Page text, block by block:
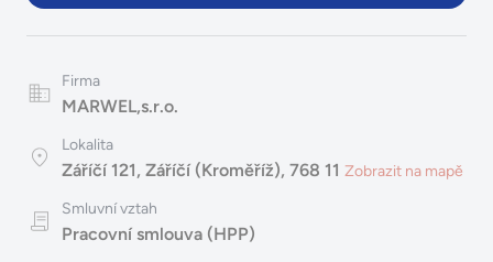
Firma
MARWEL,s.r.o.
Lokalita
Záříčí 121, Záříčí (Kroměříž), 768 11 Zobrazit na mapě
Smluvní vztah
Pracovní smlouva (HPP)